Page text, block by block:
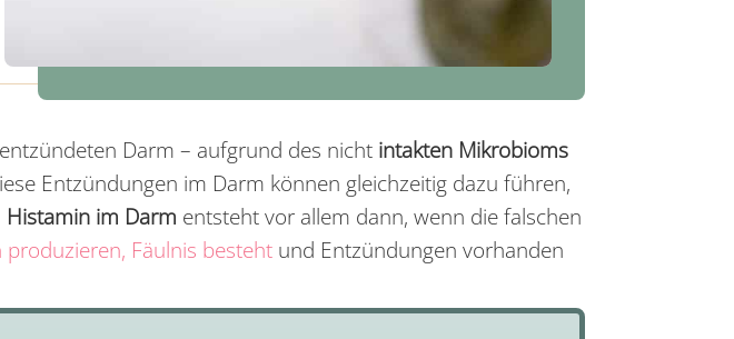
Darm – aufgrund des nicht intakten Mikrobioms
Entzündungen im Darm können gleichzeitig dazu führen,
Histamin im Darm entsteht vor allem dann, wenn die falschen
produzieren, Fäulnis besteht und Entzündungen vorhanden